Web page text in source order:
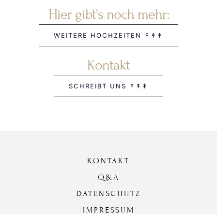
Hier gibt's noch mehr:
WEITERE HOCHZEITEN ↟↟↟
Kontakt
SCHREIBT UNS ↟↟↟
KONTAKT
Q&A
DATENSCHUTZ
IMPRESSUM